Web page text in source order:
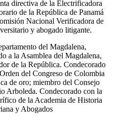
directiva de la Electrificadora
de la República de Panamá
Nacional Verificadora de
y abogado litigante.​
del Magdalena,
a la Asamblea del Magdalena,
de la República. Condecorado
del Congreso de Colombia
de oro; miembro del Consejo
Arboleda. Condecorado con la
de la Academia de Historia
y Abogados